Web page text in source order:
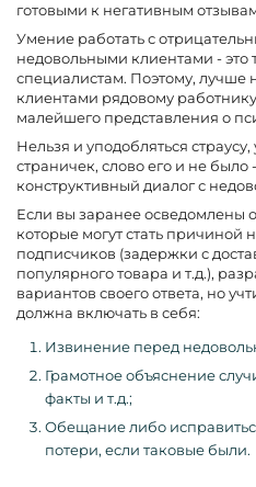
готовыми к негативным
Умение работать с
недовольными клиентами - это
специалистам. Поэтому, лучше
клиентами рядовому
малейшего представления о
Нельзя и уподобляться
страничек, слово его и не
конструктивный диалог с
Если вы заранее осведомлены
которые могут стать причиной
подписчиков (задержки с
популярного товара и т.д.),
вариантов своего ответа, но
должна включать в себя:
Извинение перед
Грамотное объяснение
факты и т.д.;
Обещание либо
потери, если таковые были.